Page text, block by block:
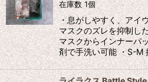
在庫数 1個
・息がしやすく、ア
マスクのズレを抑制し
マスクからインナー
剤で手洗い可能 ・S-